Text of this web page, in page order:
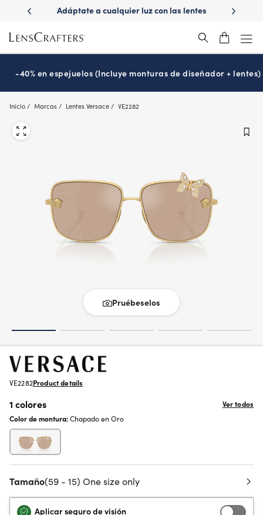
main
content
con
Adáptate a cualquier luz con las lentes
¿Es
-40% en espejuelos (Incluye monturas de diseñador + lentes)
Inicio Marcas Lentes Versace VE2282
Pruébeselos
VE2282Product details
1 colores
Ver todos
Color de montura:Chapado en Oro
Tamaño(59 - 15) One size only
Aplicar seguro de visión